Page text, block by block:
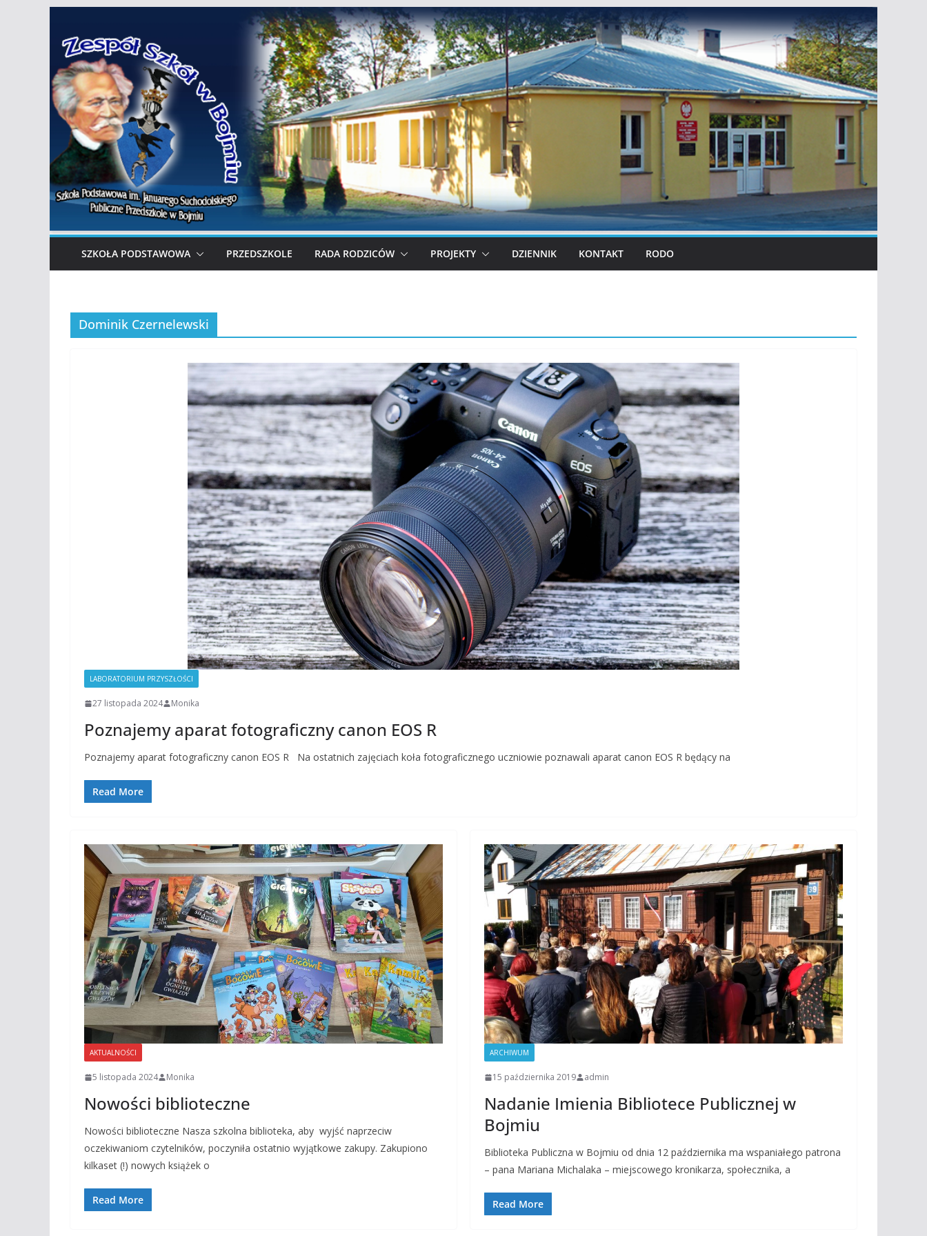
treści
SZKOŁA PODSTAWOWA PRZEDSZKOLE RADA RODZICÓW PROJEKTY DZIENNIK KONTAKT RODO
Dominik Czernelewski
LABORATORIUM PRZYSZŁOŚCI
27 listopada 2024 Monika
Poznajemy aparat fotograficzny canon EOS R
Poznajemy aparat fotograficzny canon EOS R Na ostatnich zajęciach koła fotograficznego uczniowie poznawali aparat canon EOS R będący na
Read More
AKTUALNOŚCI
5 listopada 2024 Monika
Nowości biblioteczne
Nowości biblioteczne Nasza szkolna biblioteka, aby wyjść naprzeciw
oczekiwaniom czytelników, poczyniła ostatnio wyjątkowe zakupy. Zakupiono
kilkaset (!) nowych książek o
Read More
ARCHIWUM
15 października 2019 admin
Nadanie Imienia Bibliotece Publicznej w
Bojmiu
Biblioteka Publiczna w Bojmiu od dnia 12 października ma wspaniałego patrona
– pana Mariana Michalaka – miejscowego kronikarza, społecznika, a
Read More